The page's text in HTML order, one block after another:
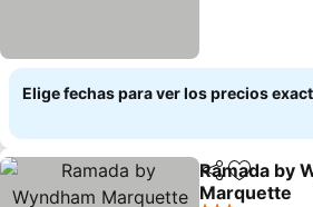
Elige fechas para ver los precios
Compartir
Agregar
Ramada by
Marquette